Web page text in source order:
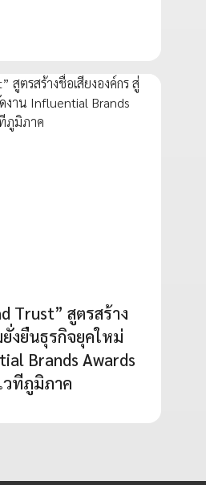
Trust” สูตรสร้าง
งยืนธุรกิจยุคใหม่
Brands Awards
วทีภูมิภาค